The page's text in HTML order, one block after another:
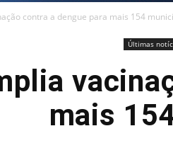
contra a dengue para mais 154
Últimas
mais